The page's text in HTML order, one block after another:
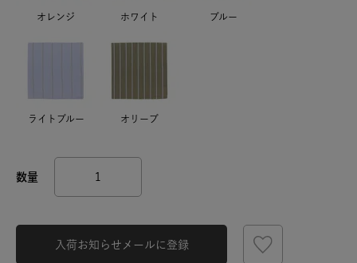
オレンジ ホワイト ブルー
ライトブルー オリーブ
入荷お知らせメールに登録